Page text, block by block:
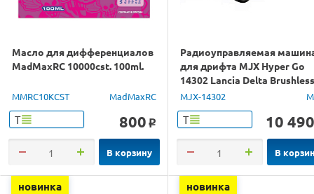
Масло для дифференциалов
MadMaxRC 10000cst. 100ml.
MMRC10KCST MadMaxRC
Т 800 o
В корзину
Радиоуправляемая
для дрифта MJX Hyper Go
14302 Lancia Delta Brushless
4WD 2.4G LED 1/14 RTR
MJX-14302
Т 10 490
В
новинка новинка